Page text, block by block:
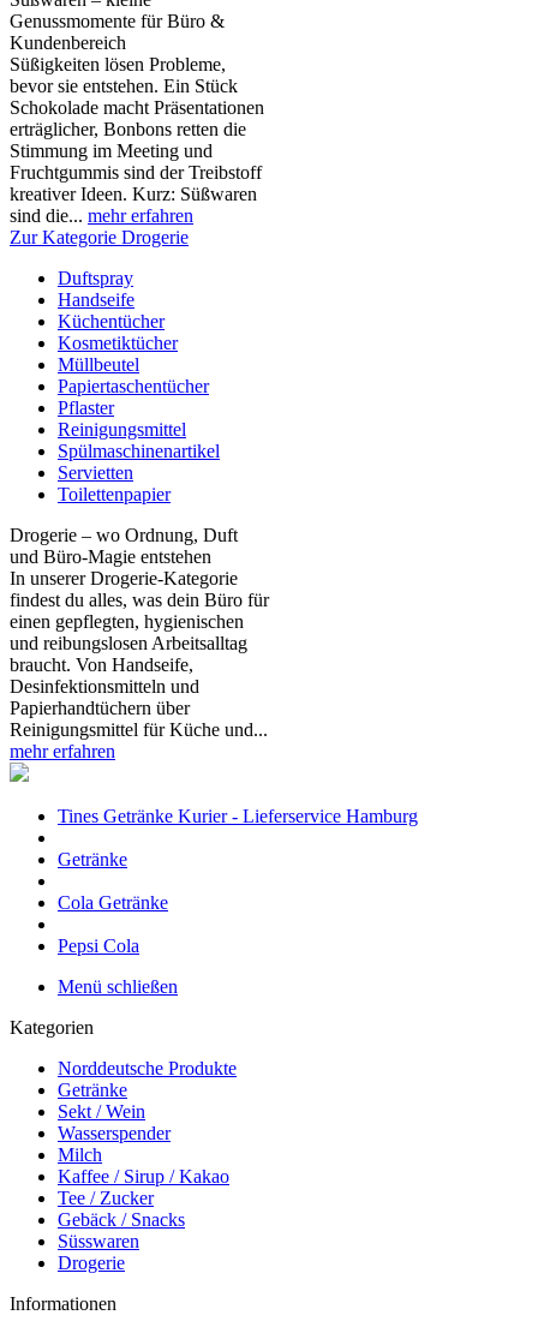
Genussmomente für Büro &
Kundenbereich
Süßigkeiten lösen Probleme,
bevor sie entstehen. Ein Stück
Schokolade macht Präsentationen
erträglicher, Bonbons retten die
Stimmung im Meeting und
Fruchtgummis sind der Treibstoff
kreativer Ideen. Kurz: Süßwaren
sind die... mehr erfahren
Zur Kategorie Drogerie
Duftspray
Handseife
Küchentücher
Kosmetiktücher
Müllbeutel
Papiertaschentücher
Pflaster
Reinigungsmittel
Spülmaschinenartikel
Servietten
Toilettenpapier
Drogerie – wo Ordnung, Duft
und Büro‑Magie entstehen
In unserer Drogerie‑Kategorie
findest du alles, was dein Büro für
einen gepflegten, hygienischen
und reibungslosen Arbeitsalltag
braucht. Von Handseife,
Desinfektionsmitteln und
Papierhandtüchern über
Reinigungsmittel für Küche und...
mehr erfahren
Tines Getränke Kurier - Lieferservice Hamburg
Getränke
Cola Getränke
Pepsi Cola
Menü schließen
Kategorien
Norddeutsche Produkte
Getränke
Sekt / Wein
Wasserspender
Milch
Kaffee / Sirup / Kakao
Tee / Zucker
Gebäck / Snacks
Süsswaren
Drogerie
Informationen